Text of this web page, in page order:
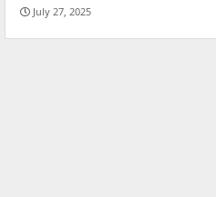
July 27, 2025